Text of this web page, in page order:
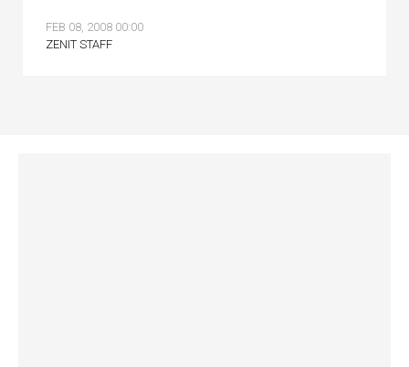
FEB 08, 2008 00:00
ZENIT STAFF